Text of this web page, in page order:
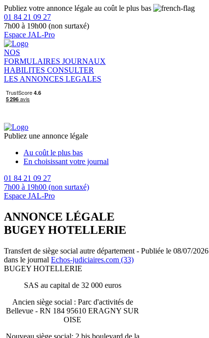
Publiez votre annonce légale au coût le plus bas
01 84 21 09 27
7h00 à 19h00 (non surtaxé)
Espace JAL-Pro
NOS
FORMULAIRES JOURNAUX
HABILITES CONSULTER
LES ANNONCES LEGALES
Publiez une annonce légale
Au coût le plus bas
En choisissant votre journal
01 84 21 09 27
7h00 à 19h00 (non surtaxé)
Espace JAL-Pro
ANNONCE LÉGALE
BUGEY HOTELLERIE
Transfert de siège social autre département - Publiée le 08/07/2026
dans le journal Echos-judiciaires.com (33)
BUGEY HOTELLERIE
SAS au capital de 32 000 euros
Ancien siège social : Parc d'activités de
Bellevue - RN 184 95610 ERAGNY SUR
OISE
Nouveau siège social: 2 bis boulevard de la